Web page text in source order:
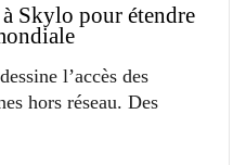
Skylo pour étendre
l’accès des
hors réseau. Des